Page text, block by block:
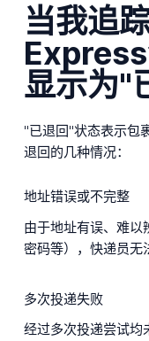
当我追
显示为"
"已退回"状态表示包
退回的几种情况：
地址错误或不完整
由于地址有误、难以
密码等），快递员无
多次投递失败
经过多次投递尝试均